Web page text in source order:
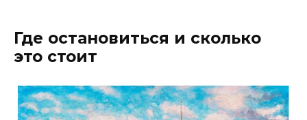
Где остановиться и сколько
это стоит